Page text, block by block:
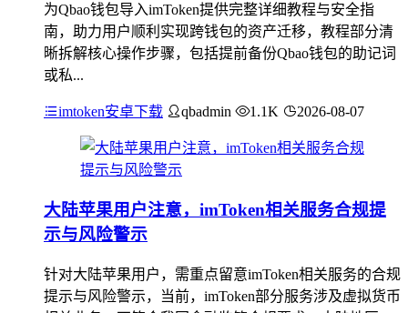
为Qbao钱包导入imToken提供完整详细教程与安全指
南，助力用户顺利实现跨钱包的资产迁移，教程部分清
晰拆解核心操作步骤，包括提前备份Qbao钱包的助记词
或私...
imtoken安卓下载 qbadmin 1.1K 2026-08-07
大陆苹果用户注意，imToken相关服务合规提
示与风险警示
针对大陆苹果用户，需重点留意imToken相关服务的合规
提示与风险警示，当前，imToken部分服务涉及虚拟货币